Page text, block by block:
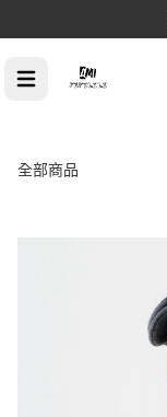
全部商品